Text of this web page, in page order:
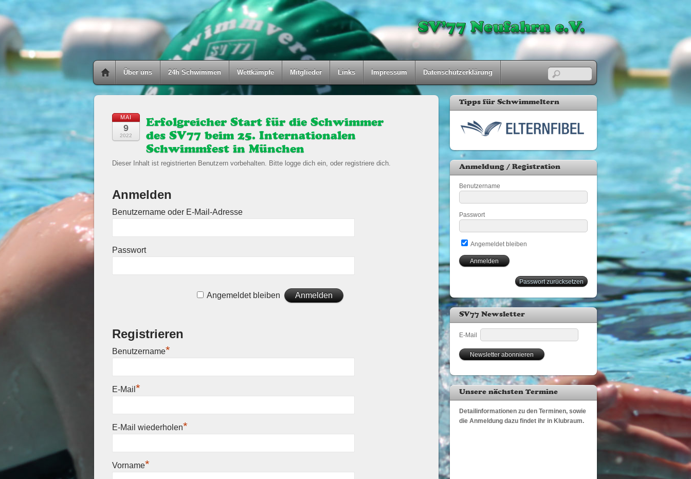
Über uns 24h Schwimmen Wettkämpfe Mitglieder Links Impressum Datenschutzerklärung
MAI
9
2022
Erfolgreicher Start für die Schwimmer
des SV77 beim 25. Internationalen
Schwimmfest in München
Dieser Inhalt ist registrierten Benutzern vorbehalten. Bitte logge dich ein, oder registriere dich.
Anmelden
Benutzername oder E-Mail-Adresse
Passwort
Angemeldet bleiben
Registrieren
Benutzername*
E-Mail *
E-Mail wiederholen*
Vorname*
Tipps für Schwimmeltern
Anmeldung / Registration
Benutzername
Passwort
Angemeldet bleiben
Passwort zurücksetzen
SV77 Newsletter
E-Mail
Unsere nächsten Termine
Detailinformationen zu den Terminen, sowie
die Anmeldung dazu findet ihr in Klubraum.